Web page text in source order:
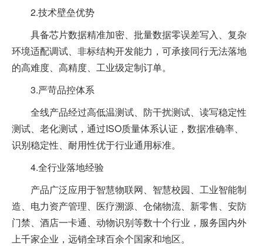
2.技术壁垒优势
具备芯片数据精准加密、批量数据零误差写入、复杂
环境适配调试、非标结构开发能力，可承接同行无法落地
的高难度、高精度、工业级定制订单。
3.严苛品控体系
全线产品经过高低温测试、防干扰测试、读写稳定性
测试、老化测试，通过ISO质量体系认证，数据准确率、
识别稳定性、耐用性优于行业通用标准。
4.全行业落地经验
产品广泛应用于智慧物联网、智慧校园、工业智能制
造、电力资产管理、医疗溯源、仓储物流、新零售、安防
门禁、酒店一卡通、动物识别等数十个行业，服务国内外
上千家企业，远销全球百余个国家和地区。